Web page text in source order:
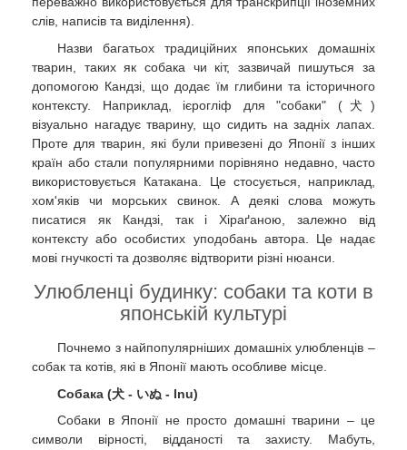
слів, написів та виділення).
Назви багатьох традиційних японських домашніх
тварин, таких як собака чи кіт, зазвичай пишуться за
допомогою Кандзі, що додає їм глибини та історичного
контексту. Наприклад, ієрогліф для "собаки" (犬)
візуально нагадує тварину, що сидить на задніх лапах.
Проте для тварин, які були привезені до Японії з інших
країн або стали популярними порівняно недавно, часто
використовується Катакана. Це стосується, наприклад,
хом'яків чи морських свинок. А деякі слова можуть
писатися як Кандзі, так і Хіраґаною, залежно від
контексту або особистих уподобань автора. Це надає
мові гнучкості та дозволяє відтворити різні нюанси.
Улюбленці будинку: собаки та коти в
японській культурі
Почнемо з найпопулярніших домашніх улюбленців –
собак та котів, які в Японії мають особливе місце.
Собака (犬 - いぬ - Inu)
Собаки в Японії не просто домашні тварини – це
символи вірності, відданості та захисту. Мабуть,